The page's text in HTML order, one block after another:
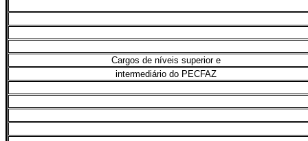
Cargos de níveis superior e
intermediário do PECFAZ